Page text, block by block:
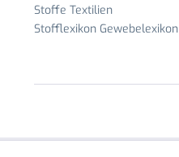
Stoffe Textilien
Stofflexikon Gewebelexikon